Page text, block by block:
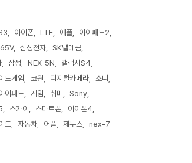
아이폰 LTE 애플
아이패드2
삼성전자
SK텔레콤
삼성 NEX-5N
갤럭시S4
드게임
코원 디지털카메라
소니
이패드 게임 취미
Sony
스카이 스마트폰
아이폰4
드
자동차 어플 제누스 nex-7